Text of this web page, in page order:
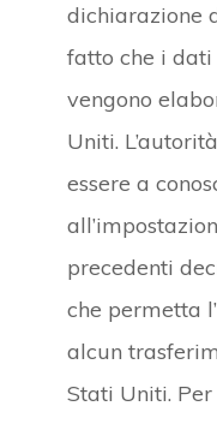
dichiarazione
fatto che i
vengono
Uniti.
essere a
precedenti
che permetta
alcun
Stati Uniti.